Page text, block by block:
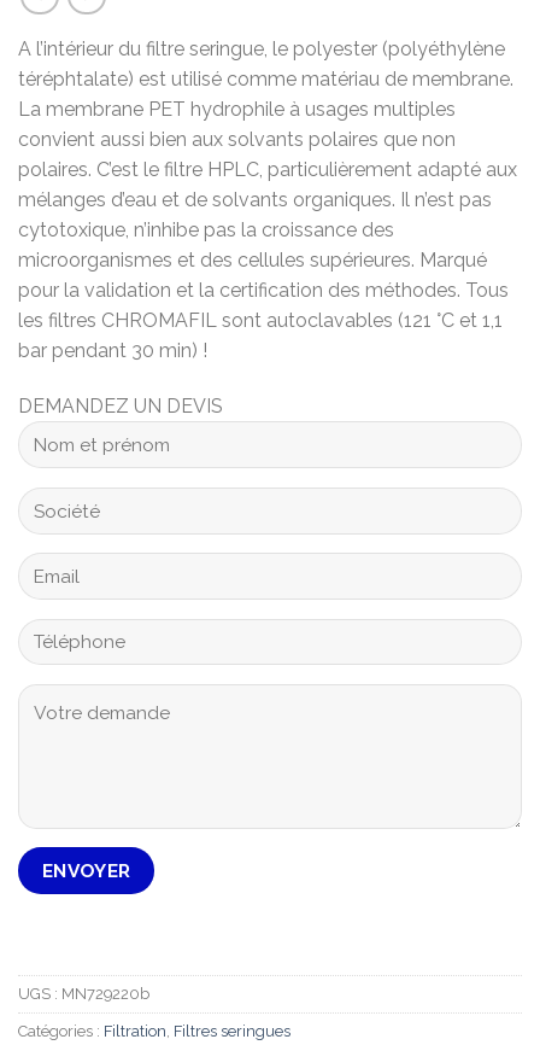
A l’intérieur du filtre seringue, le polyester (polyéthylène
téréphtalate) est utilisé comme matériau de membrane.
La membrane PET hydrophile à usages multiples
convient aussi bien aux solvants polaires que non
polaires. C’est le filtre HPLC, particulièrement adapté aux
mélanges d’eau et de solvants organiques. Il n’est pas
cytotoxique, n’inhibe pas la croissance des
microorganismes et des cellules supérieures. Marqué
pour la validation et la certification des méthodes. Tous
les filtres CHROMAFIL sont autoclavables (121 °C et 1,1
bar pendant 30 min) !
DEMANDEZ UN DEVIS
UGS : MN729220b
Catégories : Filtration Filtres seringues